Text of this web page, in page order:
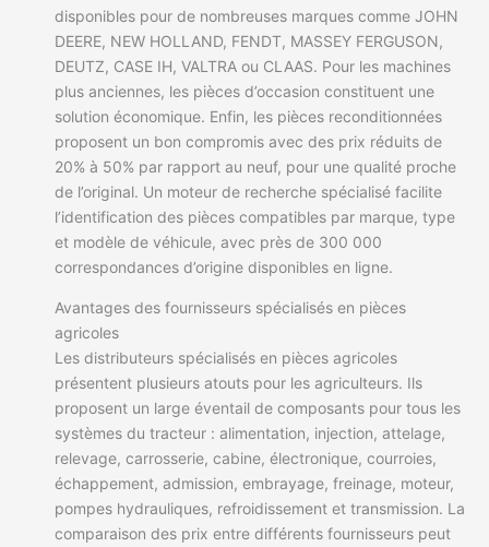
disponibles pour de nombreuses marques comme JOHN
DEERE, NEW HOLLAND, FENDT, MASSEY FERGUSON,
DEUTZ, CASE IH, VALTRA ou CLAAS. Pour les machines
plus anciennes, les pièces d’occasion constituent une
solution économique. Enfin, les pièces reconditionnées
proposent un bon compromis avec des prix réduits de
20% à 50% par rapport au neuf, pour une qualité proche
de l’original. Un moteur de recherche spécialisé facilite
l’identification des pièces compatibles par marque, type
et modèle de véhicule, avec près de 300 000
correspondances d’origine disponibles en ligne.
Avantages des fournisseurs spécialisés en pièces
agricoles
Les distributeurs spécialisés en pièces agricoles
présentent plusieurs atouts pour les agriculteurs. Ils
proposent un large éventail de composants pour tous les
systèmes du tracteur : alimentation, injection, attelage,
relevage, carrosserie, cabine, électronique, courroies,
échappement, admission, embrayage, freinage, moteur,
pompes hydrauliques, refroidissement et transmission. La
comparaison des prix entre différents fournisseurs peut